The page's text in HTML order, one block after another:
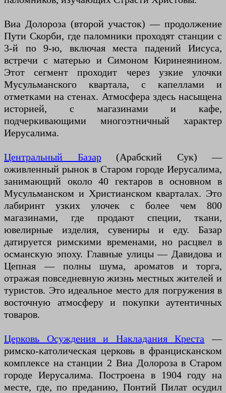
Виа Долороза (второй участок) — продолжение
Пути Скорби, где паломники проходят станции с
3-й по 9-ю, включая места падений Иисуса,
встречи с матерью и Симоном Киринеянином.
Этот сегмент проходит через узкие улочки
Мусульманского квартала, с капеллами и
отметками на стенах. Атмосфера здесь насыщена
историей, с магазинами и кафе,
подчеркивающими многоэтничный характер
Иерусалима.
Центральный Базар(Арабский Сук) —
оживленный рынок в Старом городе Иерусалима,
занимающий около 40 гектаров в основном в
Мусульманском и Христианском кварталах. Это
лабиринт узких улочек с более чем 800
магазинами, где продают специи, ткани,
ювелирные изделия, сувениры и еду. Базар
датируется римскими временами, но расцвел в
османскую эпоху. Главные улицы — Давидова и
Цепная — полны шума, ароматов и торга,
отражая повседневную жизнь местных жителей и
туристов. Это идеальное место для погружения в
восточную атмосферу и покупки аутентичных
товаров.
Церковь Осуждения и Накладания Креста —
римско-католическая церковь в францисканском
комплексе на станции 2 Виа Долороза в Старом
городе Иерусалима. Построена в 1904 году на
месте, где, по преданию, Понтий Пилат осудил